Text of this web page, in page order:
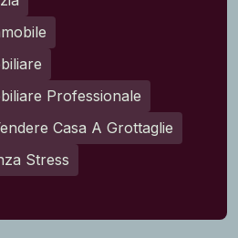
Professionale
Casa A Grottaglie
Stress